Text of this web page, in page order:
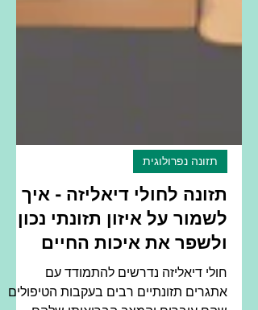
תזונה נפרולוגית
תזונה לחולי דיאליזה - איך
לשמור על איזון תזונתי נכון
ולשפר את איכות החיים
חולי דיאליזה נדרשים להתמודד עם